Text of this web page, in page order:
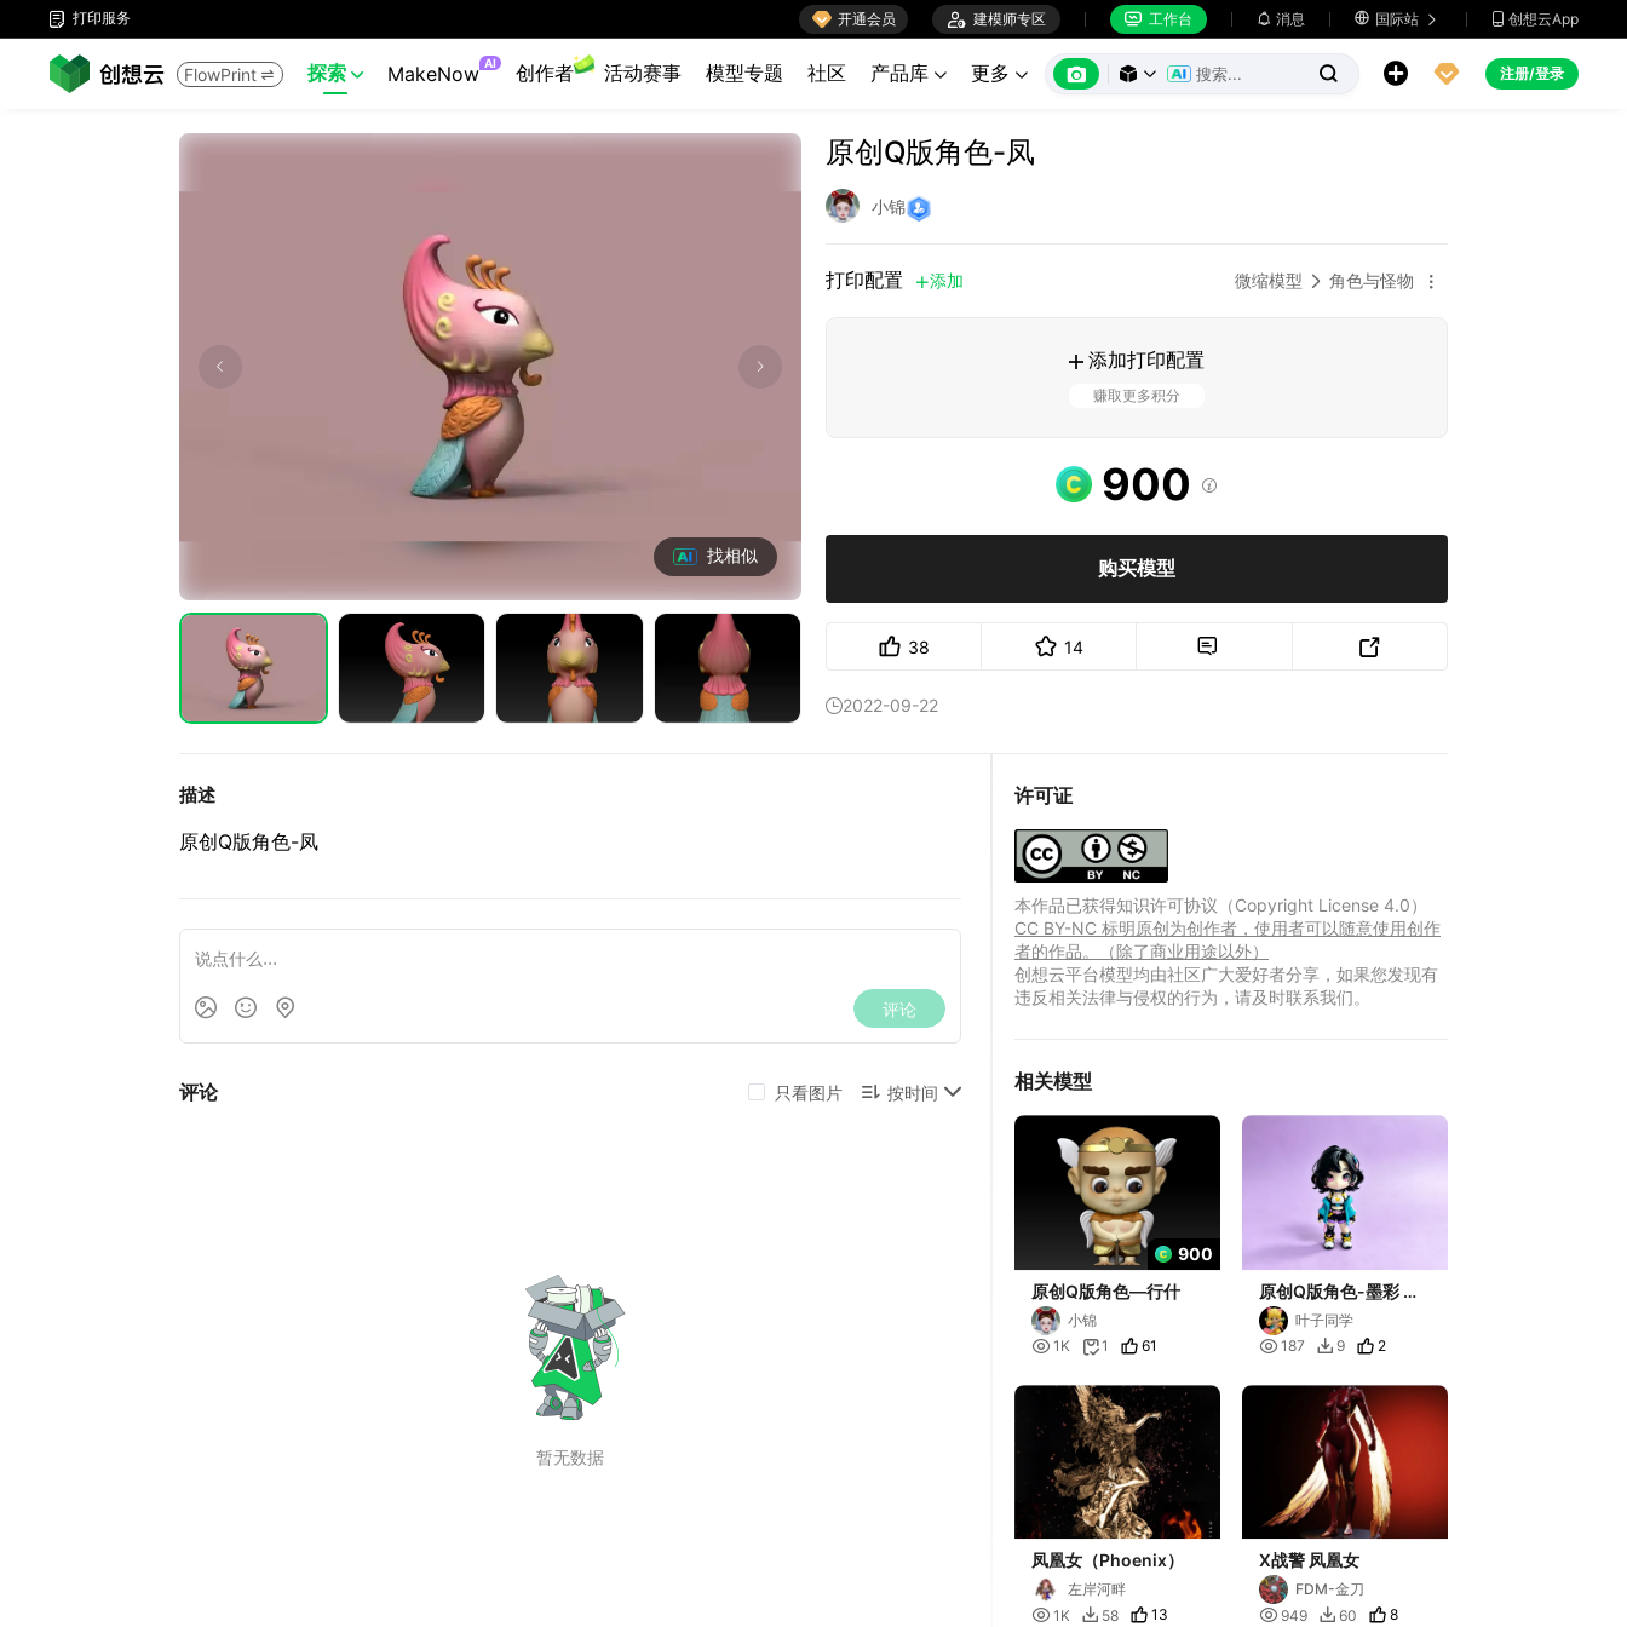
 打印服务  开通会员  建模师专区  工作台  消息  国际站   创想云App
FlowPrint  探索  MakeNow AI 创作者 活动赛事 模型专题 社区 产品库  更多        注册/登录
找相似
原创Q版角色-凤
小锦
打印配置 添加 微缩模型  角色与怪物 
 添加打印配置
赚取更多积分
900 
购买模型
38 14  
2022-09-22
描述
原创Q版角色-凤
许可证
本作品已获得知识许可协议（Copyright License 4.0）
CC BY-NC 标明原创为创作者，使用者可以随意使用创作
者的作品。（除了商业用途以外）
创想云平台模型均由社区广大爱好者分享，如果您发现有
违反相关法律与侵权的行为，请及时联系我们。
相关模型
900
原创Q版角色—行什
小锦
 1K 1 61
原创Q版角色-墨彩 多
色半分件打印
叶子同学
 187  9 2
凤凰女（Phoenix）
左岸河畔
 1K  58 13
X战警 凤凰女
FDM-金刀
 949  60 8